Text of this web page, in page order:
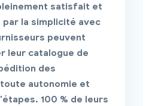
satisfait et
la simplicité avec
peuvent
leur catalogue de
des
autonomie et
100 % de leurs